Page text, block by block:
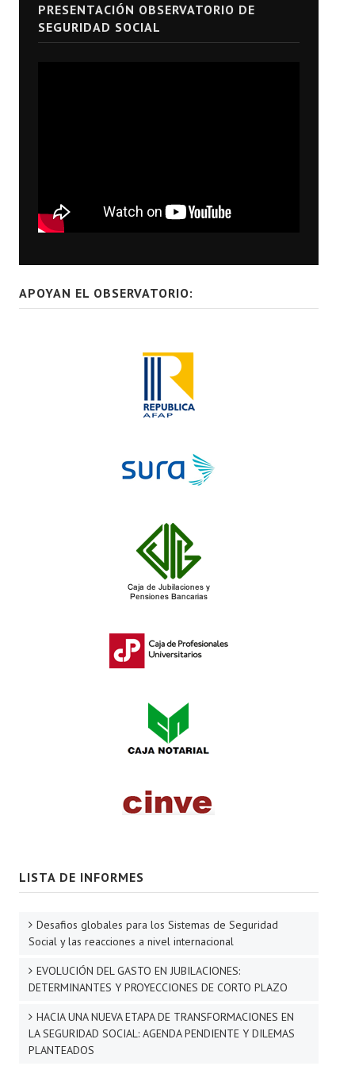
PRESENTACIÓN OBSERVATORIO DE
SEGURIDAD SOCIAL
APOYAN EL OBSERVATORIO:
LISTA DE INFORMES
Desafios globales para los Sistemas de Seguridad
Social y las reacciones a nivel internacional
EVOLUCIÓN DEL GASTO EN JUBILACIONES:
DETERMINANTES Y PROYECCIONES DE CORTO PLAZO
HACIA UNA NUEVA ETAPA DE TRANSFORMACIONES EN
LA SEGURIDAD SOCIAL: AGENDA PENDIENTE Y DILEMAS
PLANTEADOS